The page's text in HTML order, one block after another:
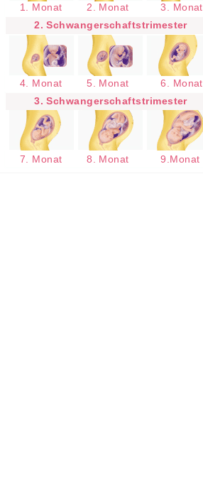
1. Monat 2. Monat
3. Monat
2. Schwangerschaftstrimester
4. Monat 5. Monat
6. Monat
3. Schwangerschaftstrimester
7. Monat 8. Monat 9.Monat